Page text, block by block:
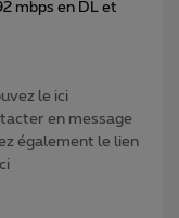
mbps en DL et
le ici
en message
également le lien